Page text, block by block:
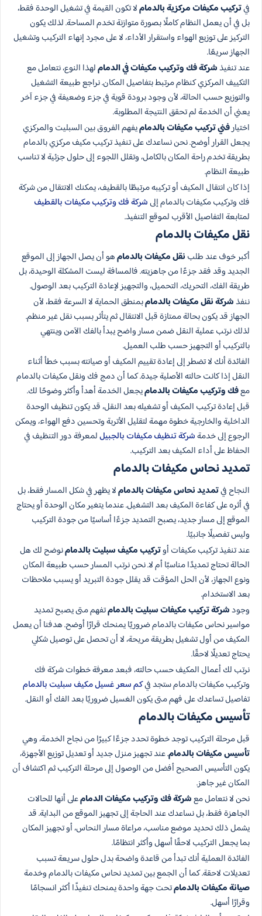
فيتركيب مكيفات مركزية بالدماملا تكون القيمة في تشغيل الوحدة فقط،
بل في أن يعمل النظام كاملًا بصورة متوازنة تخدم المساحة. لذلك يكون
التركيز على توزيع الهواء واستقرار الأداء، لا على مجرد إنهاء التركيب وتشغيل
الجهاز سريعًا.
عند تنفيذشركة فك وتركيب مكيفات في الدماملهذا النوع، نتعامل مع
التكييف المركزي كنظام مرتبط بتفاصيل المكان. نراجع طبيعة التشغيل
والتوزيع حسب الحالة، لأن وجود برودة قوية في جزء وضعيفة في جزء آخر
يعني أن الخدمة لم تحقق النتيجة المطلوبة.
اختيارفني تركيب مكيفات بالدماميفهم الفروق بين السبليت والمركزي
يجعل القرار أوضح. نحن نساعدك على تنفيذ تركيب مكيف مركزي بالدمام
بطريقة تخدم راحة المكان بالكامل، وتقلل اللجوء إلى حلول جزئية لا تناسب
طبيعة النظام.
إذا كان انتقال المكيف أو تركيبه مرتبطًا بالقطيف، يمكنك الانتقال من شركة
فك وتركيب مكيفات بالدمام إلىشركة فك وتركيب مكيفات بالقطيف
لمتابعة التفاصيل الأقرب لموقع التنفيذ.
نقل مكيفات بالدمام
أكبر خوف عند طلب نقل مكيفات بالدمامهو أن يصل الجهاز إلى الموقع
الجديد وقد فقد جزءًا من جاهزيته. فالمسافة ليست المشكلة الوحيدة، بل
طريقة الفك، التحريك، التحميل، والتجهيز لإعادة التركيب بعد الوصول.
ننفذشركة نقل مكيفات بالدمامبمنطق الحماية لا السرعة فقط، لأن
الجهاز قد يكون بحالة ممتازة قبل الانتقال ثم يتأثر بسبب نقل غير منظم.
لذلك نرتب عملية النقل ضمن مسار واضح يبدأ بالفك الآمن وينتهي
بالتركيب أو التجهيز حسب طلب العميل.
الفائدة أنك لا تضطر إلى إعادة تقييم المكيف أو صيانته بسبب خطأ أثناء
النقل إذا كانت حالته الأصلية جيدة. كما أن دمج فك ونقل مكيفات بالدمام
معفك وتركيب مكيفات بالدماميجعل الخدمة أهدأ وأكثر وضوحًا لك.
قبل إعادة تركيب المكيف أو تشغيله بعد النقل، قد يكون تنظيف الوحدة
الداخلية والخارجية خطوة مهمة لتقليل الأتربة وتحسين دفع الهواء، ويمكن
الرجوع إلى خدمةشركة تنظيف مكيفات بالجبيللمعرفة دور التنظيف في
الحفاظ على أداء المكيف بعد التركيب.
تمديد نحاس مكيفات بالدمام
النجاح فيتمديد نحاس مكيفات بالدماملا يظهر في شكل المسار فقط، بل
في أثره على كفاءة المكيف بعد التشغيل. عندما يتغير مكان الوحدة أو يحتاج
الموقع إلى مسار جديد، يصبح التمديد جزءًا أساسيًا من جودة التركيب
وليس تفصيلًا جانبيًا.
عند تنفيذ تركيب مكيفات أوتركيب مكيف سبليت بالدمامنوضح لك هل
الحالة تحتاج تمديدًا مناسبًا أم لا. نحن نرتب المسار حسب طبيعة المكان
ونوع الجهاز، لأن الحل المؤقت قد يقلل جودة التبريد أو يسبب ملاحظات
بعد الاستخدام.
وجودشركة تركيب مكيفات سبليت بالدمامتفهم متى يصبح تمديد
مواسير نحاس مكيفات بالدمام ضروريًا يمنحك قرارًا أوضح. هدفنا أن يعمل
المكيف من أول تشغيل بطريقة مريحة، لا أن تحصل على توصيل شكلي
يحتاج تعديلًا لاحقًا.
نرتب لك أعمال المكيف حسب حالته، فبعد معرفة خطوات شركة فك
وتركيب مكيفات بالدمام ستجد فيكم سعر غسيل مكيف سبليت بالدمام
تفاصيل تساعدك على فهم متى يكون الغسيل ضروريًا بعد الفك أو النقل.
تأسيس مكيفات بالدمام
قبل مرحلة التركيب توجد خطوة تحدد جزءًا كبيرًا من نجاح الخدمة، وهي
تأسيس مكيفات بالدمام. عند تجهيز منزل جديد أو تعديل توزيع الأجهزة،
يكون التأسيس الصحيح أفضل من الوصول إلى مرحلة التركيب ثم اكتشاف أن
المكان غير جاهز.
نحن لا نتعامل معشركة فك وتركيب مكيفات الدمامعلى أنها للحالات
الجاهزة فقط، بل نساعدك عند الحاجة إلى تجهيز الموقع من البداية. قد
يشمل ذلك تحديد موضع مناسب، مراعاة مسار النحاس، أو تجهيز المكان
بما يجعل التركيب لاحقًا أسهل وأكثر انتظامًا.
الفائدة العملية أنك تبدأ من قاعدة واضحة بدل حلول سريعة تسبب
تعديلات لاحقة. كما أن الجمع بين تمديد نحاس مكيفات بالدمام وخدمة
صيانة مكيفات بالدمامتحت جهة واحدة يمنحك تنفيذًا أكثر انسجامًا
وقرارًا أسهل.